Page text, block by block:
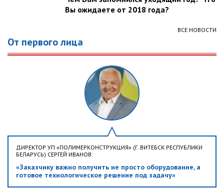
Вы ожидаете от 2018 года?
ВСЕ НОВОСТИ
От первого лица
ДИРЕКТОР УП «ПОЛИМЕРКОНСТРУКЦИЯ» (Г. ВИТЕБСК РЕСПУБЛИКИ
БЕЛАРУСЬ) СЕРГЕЙ ИВАНОВ:
«Заказчику важно получить не просто оборудование, а
готовое технологическое решение под задачу»